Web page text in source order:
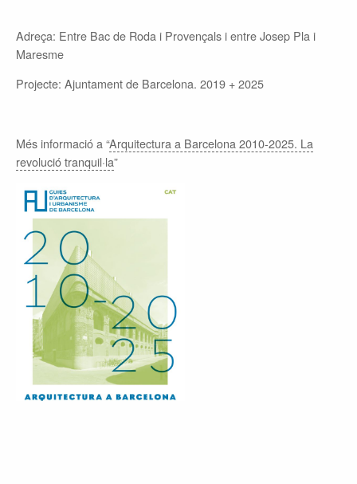
Adreça: Entre Bac de Roda i Provençals i entre Josep Pla i
Maresme
Projecte: Ajuntament de Barcelona. 2019 + 2025
Més informació a “Arquitectura a Barcelona 2010-2025. La
revolució tranquil·la”